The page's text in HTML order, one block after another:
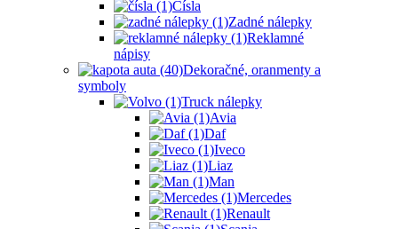
Čísla
Zadné nálepky
Reklamné
nápisy
Dekoračné, oranmenty a
symboly
Truck nálepky
Avia
Daf
Iveco
Liaz
Man
Mercedes
Renault